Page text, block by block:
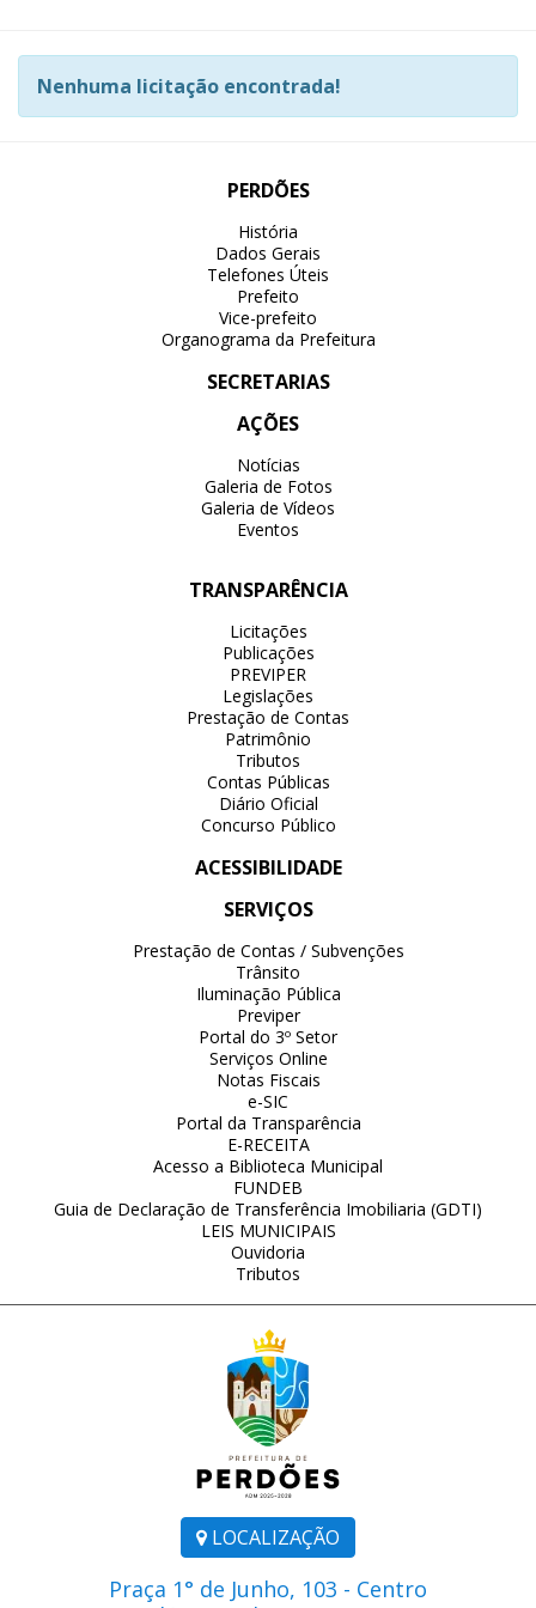
Nenhuma licitação encontrada!
LOCALIZAÇÃO
Praça 1° de Junho, 103 - Centro
PERDÕES
História
Dados Gerais
Telefones Úteis
Prefeito
Vice-prefeito
Organograma da Prefeitura
SECRETARIAS
AÇÕES
Notícias
Galeria de Fotos
Galeria de Vídeos
Eventos
TRANSPARÊNCIA
Licitações
Publicações
PREVIPER
Legislações
Prestação de Contas
Patrimônio
Tributos
Contas Públicas
Diário Oficial
Concurso Público
ACESSIBILIDADE
SERVIÇOS
Prestação de Contas / Subvenções
Trânsito
Iluminação Pública
Previper
Portal do 3º Setor
Serviços Online
Notas Fiscais
e-SIC
Portal da Transparência
E-RECEITA
Acesso a Biblioteca Municipal
FUNDEB
Guia de Declaração de Transferência Imobiliaria (GDTI)
LEIS MUNICIPAIS
Ouvidoria
Tributos